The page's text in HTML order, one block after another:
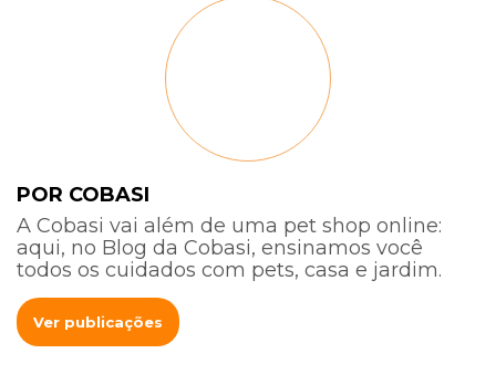
POR COBASI
A Cobasi vai além de uma pet shop online:
aqui, no Blog da Cobasi, ensinamos você
todos os cuidados com pets, casa e jardim.
Ver publicações